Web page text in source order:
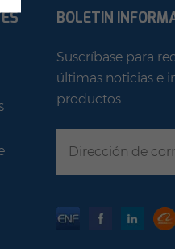
BOLETIN
Suscríbase para
últimas noticias e
productos.